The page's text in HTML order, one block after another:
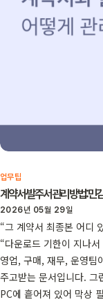
산업별 솔루션
업무팁
계약서·발주서 관리 방법:
2026년 05월 29일
“그 계약서 최종본 어디
“다운로드 기한이 지나
영업, 구매, 재무, 운영팀
주고받는 문서입니다. 그
PC에 흩어져 있어 막상